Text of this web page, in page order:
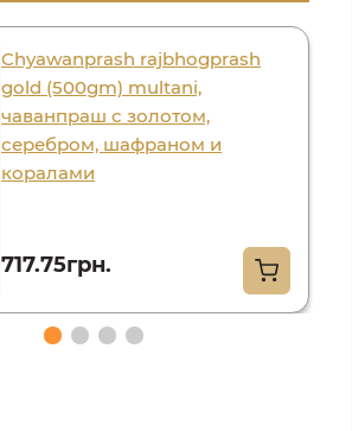
Chyawanprash rajbhogprash
gold (500gm) multani,
чаванпраш с золотом,
серебром, шафраном и
коралами
717.75грн.